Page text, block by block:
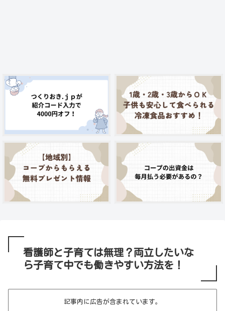
看護師と子育ては無理？両立したいな
ら子育て中でも働きやすい方法を！
記事内に広告が含まれています。